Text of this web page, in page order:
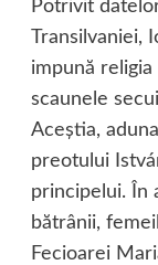
Potrivit
Transilvaniei,
impună
scaunele
Aceştia,
preotului
principelui. În
bătrânii,
Fecioarei